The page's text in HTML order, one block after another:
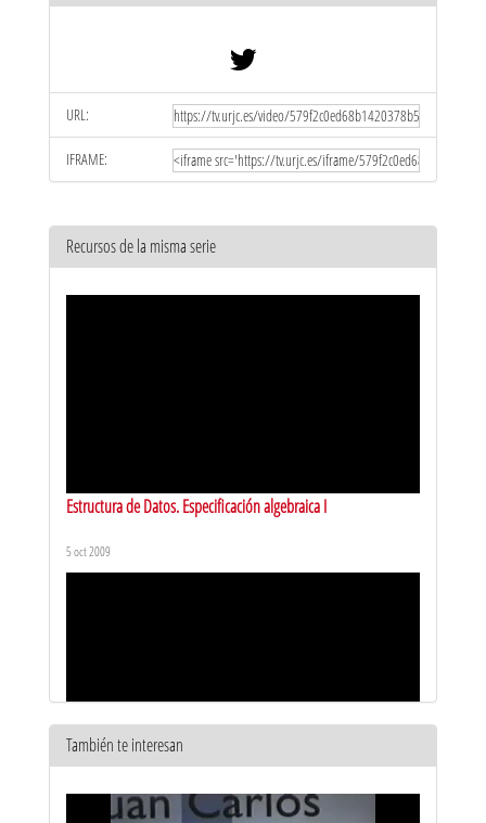
URL:
IFRAME:
Recursos de la misma serie
Estructura de Datos. Especificación algebraica I
5 oct 2009
También te interesan